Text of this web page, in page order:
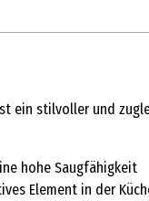
ist ein stilvoller und
hohe Saugfähigkeit
Element in der